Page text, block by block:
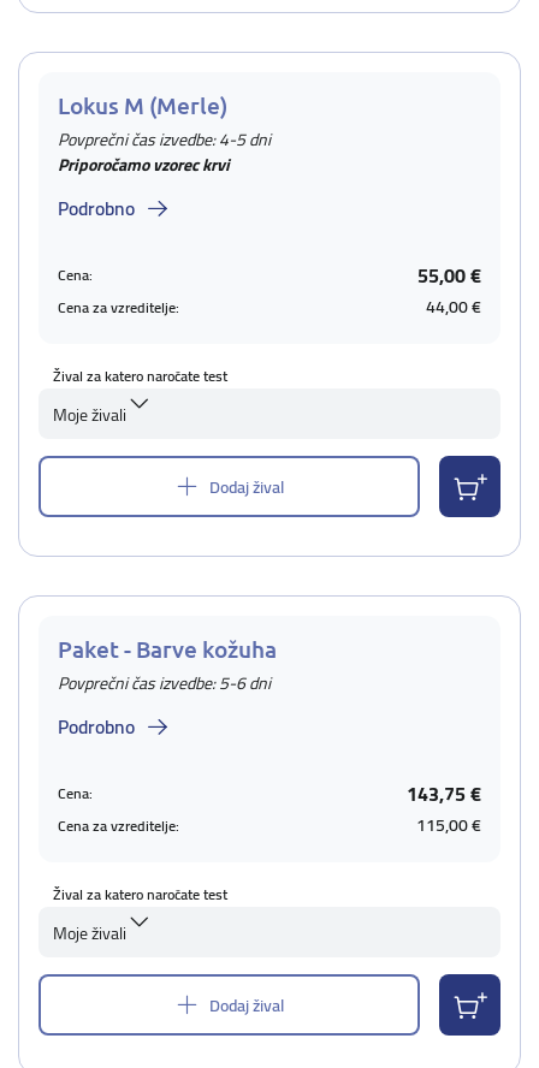
Lokus M (Merle)
Povprečni čas izvedbe: 4-5 dni
Priporočamo vzorec krvi
Podrobno
Cena: 55,00 €
Cena za vzreditelje: 44,00 €
Žival za katero naročate test
Moje živali
Dodaj žival
Paket - Barve kožuha
Povprečni čas izvedbe: 5-6 dni
Podrobno
Cena: 143,75 €
Cena za vzreditelje: 115,00 €
Žival za katero naročate test
Moje živali
Dodaj žival